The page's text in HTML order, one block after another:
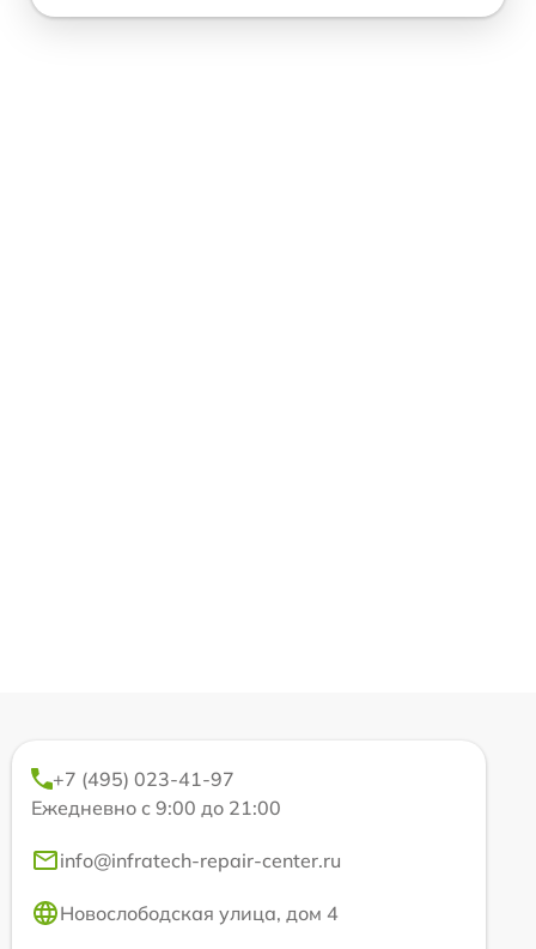
+7 (495) 023-41-97
Ежедневно с 9:00 до 21:00
info@infratech-repair-center.ru
Новослободская улица, дом 4